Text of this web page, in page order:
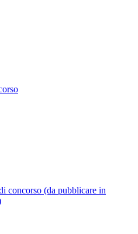
concorso (da pubblicare in